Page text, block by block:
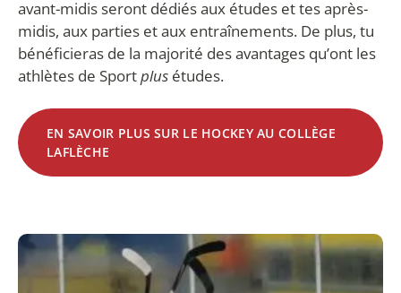
avant-midis seront dédiés aux études et tes après-
midis, aux parties et aux entraînements. De plus, tu
bénéficieras de la majorité des avantages qu’ont les
athlètes de Sportplus études.
EN SAVOIR PLUS SUR LE HOCKEY AU COLLÈGE
LAFLÈCHE